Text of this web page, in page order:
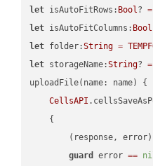
let isAutoFitRows: Bool? =
let isAutoFitColumns: Bool
let folder:String =
let storageName:String? =
uploadFile(name: name) {
CellsAPI
    {
(response,
guard
error ==